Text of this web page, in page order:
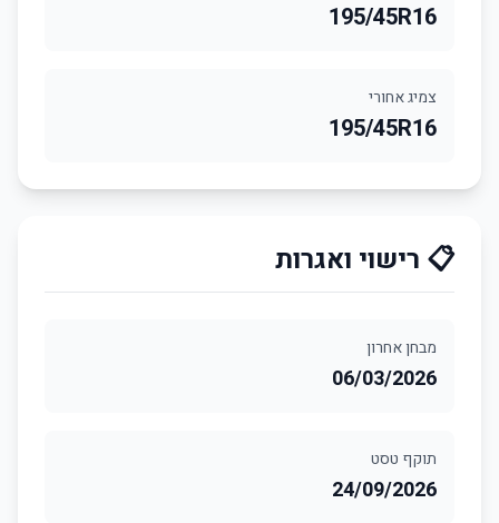
195/45R16
צמיג אחורי
195/45R16
📋 רישוי ואגרות
מבחן אחרון
06/03/2026
תוקף טסט
24/09/2026